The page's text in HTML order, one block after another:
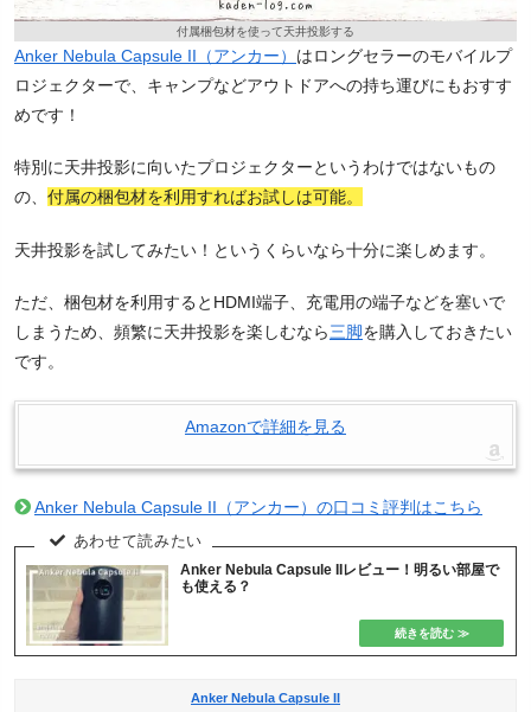
付属梱包材を使って天井投影する
Anker Nebula Capsule II（アンカー） はロングセラーのモバイルプ
ロジェクターで、キャンプなどアウトドアへの持ち運びにもおすす
めです！
特別に天井投影に向いたプロジェクターというわけではないもの
の、 付属の梱包材を利用すればお試しは可能。
天井投影を試してみたい！というくらいなら十分に楽しめます。
ただ、梱包材を利用するとHDMI端子、充電用の端子などを塞いで
しまうため、頻繁に天井投影を楽しむなら三脚を購入しておきたい
です。
Amazonで詳細を見る
Anker Nebula Capsule II（アンカー）の口コミ評判はこちら
Anker Nebula Capsule IIレビュー！明るい部屋で
も使える？
Anker Nebula Capsule II